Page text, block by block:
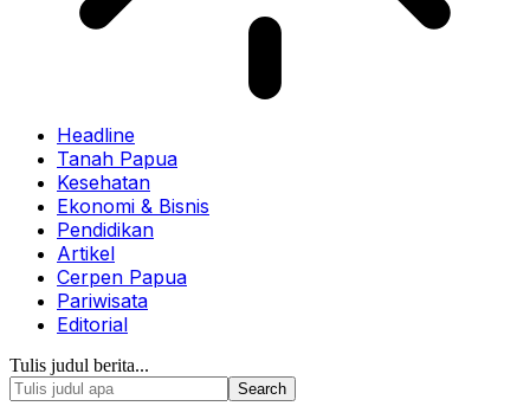
Headline
Tanah Papua
Kesehatan
Ekonomi & Bisnis
Pendidikan
Artikel
Cerpen Papua
Pariwisata
Editorial
Tulis judul berita...